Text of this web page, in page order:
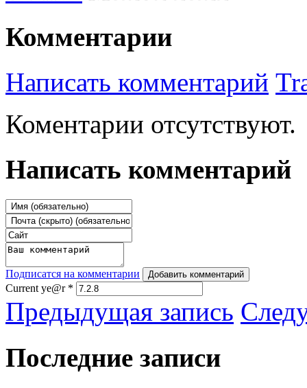
Комментарии
Написать комментарий
Коментарии отсутствуют.
Написать комментарий
Подписатся на комментарии Добавить комментарий
Current ye@r *
Предыдущая запись
Последние записи